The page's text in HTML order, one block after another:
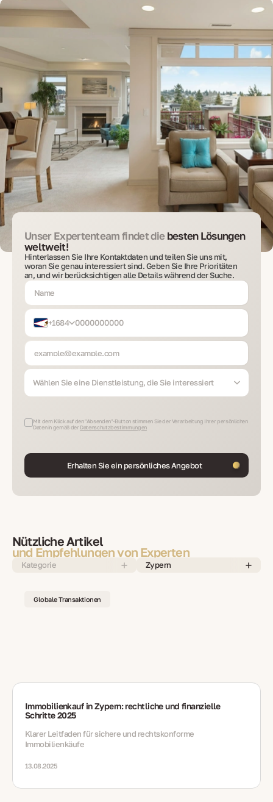
Unser Expertenteam findet diebesten Lösungen
weltweit!
Hinterlassen Sie Ihre Kontaktdaten und teilen Sie uns mit,
woran Sie genau interessiert sind. Geben Sie Ihre Prioritäten
an, und wir berücksichtigen alle Details während der Suche.
+1684
Wählen Sie eine Dienstleistung, die Sie interessiert
Mit dem Klick auf den "Absenden"-Button stimmen Sie der Verarbeitung Ihrer persönlichen
Daten in gemäß der Datenschutzbestimmungen
Erhalten Sie ein persönliches Angebot
Nützliche Artikel
und Empfehlungen von Experten
Kategorie Zypern
Globale Transaktionen
Immobilienkauf in Zypern: rechtliche und finanzielle
Schritte 2025
Klarer Leitfaden für sichere und rechtskonforme
Immobilienkäufe
13.08.2025